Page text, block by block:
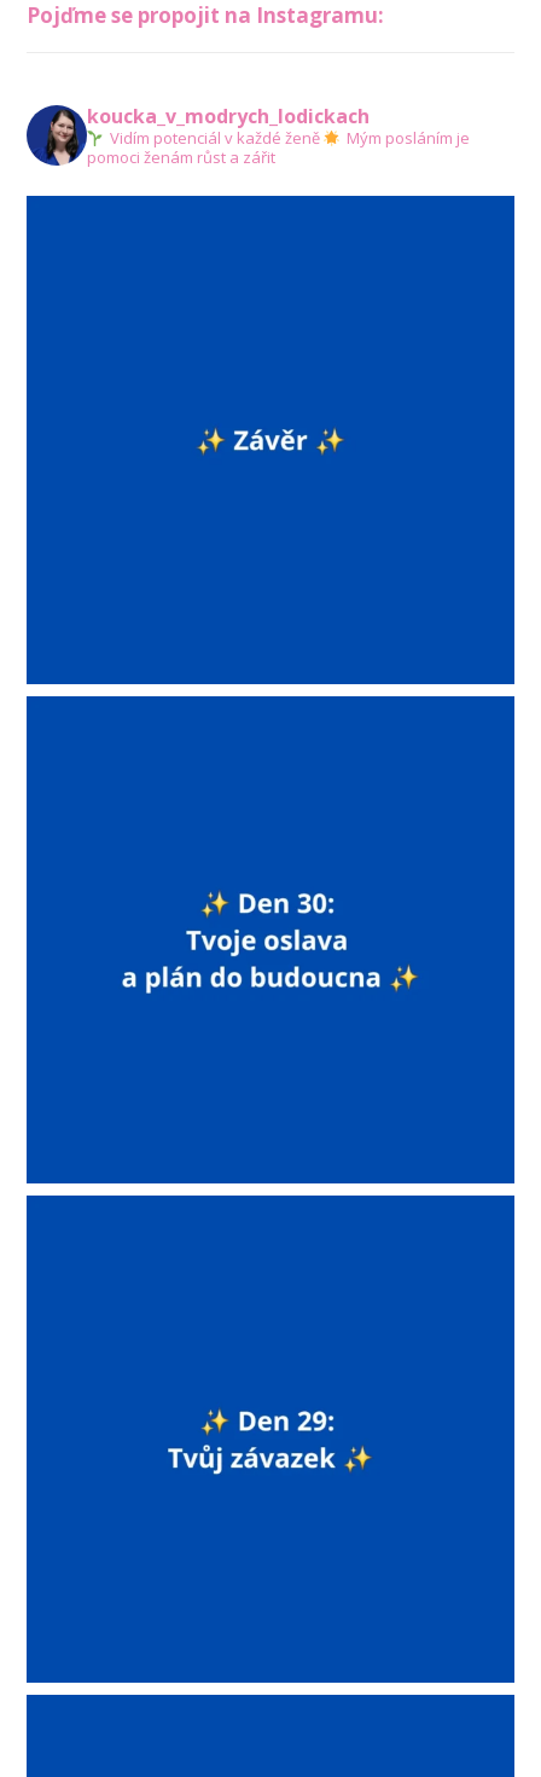
Pojďme se propojit na Instagramu:
koucka_v_modrych_lodickach
Vidím potenciál v každé ženě
Mým posláním je
pomoci ženám růst a zářit